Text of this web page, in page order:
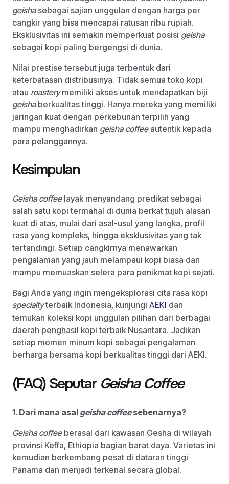
geishasebagai sajian unggulan dengan harga per
cangkir yang bisa mencapai ratusan ribu rupiah.
Eksklusivitas ini semakin memperkuat posisi geisha
sebagai kopi paling bergengsi di dunia.
Nilai prestise tersebut juga terbentuk dari
keterbatasan distribusinya. Tidak semua toko kopi
atau roasterymemiliki akses untuk mendapatkan biji
geishaberkualitas tinggi. Hanya mereka yang memiliki
jaringan kuat dengan perkebunan terpilih yang
mampu menghadirkan geisha coffeeautentik kepada
para pelanggannya.
Kesimpulan
Geisha coffeelayak menyandang predikat sebagai
salah satu kopi termahal di dunia berkat tujuh alasan
kuat di atas, mulai dari asal-usul yang langka, profil
rasa yang kompleks, hingga eksklusivitas yang tak
tertandingi. Setiap cangkirnya menawarkan
pengalaman yang jauh melampaui kopi biasa dan
mampu memuaskan selera para penikmat kopi sejati.
Bagi Anda yang ingin mengeksplorasi cita rasa kopi
specialtyterbaik Indonesia, kunjungi AEKI dan
temukan koleksi kopi unggulan pilihan dari berbagai
daerah penghasil kopi terbaik Nusantara. Jadikan
setiap momen minum kopi sebagai pengalaman
berharga bersama kopi berkualitas tinggi dari AEKI.
(FAQ) Seputar Geisha Coffee
1. Dari mana asal geisha coffeesebenarnya?
Geisha coffeeberasal dari kawasan Gesha di wilayah
provinsi Keffa, Ethiopia bagian barat daya. Varietas ini
kemudian berkembang pesat di dataran tinggi
Panama dan menjadi terkenal secara global.